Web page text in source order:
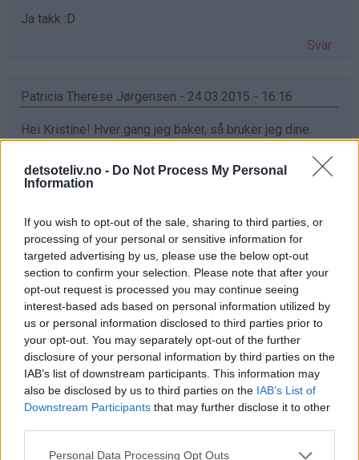
detsoteliv.no - Do Not Process My Personal
Information
If you wish to opt-out of the sale, sharing to third parties, or
processing of your personal or sensitive information for
targeted advertising by us, please use the below opt-out
section to confirm your selection. Please note that after your
opt-out request is processed you may continue seeing
interest-based ads based on personal information utilized by
us or personal information disclosed to third parties prior to
your opt-out. You may separately opt-out of the further
disclosure of your personal information by third parties on the
IAB’s list of downstream participants. This information may
also be disclosed by us to third parties on the IAB’s List of
Downstream Participants that may further disclose it to other
Personal Data Processing Opt Outs
Ja takk :D
Svar
Patricia Therese Jørgensen - 24.03.2015 - 16:16
Hei Kristine! Hver gang jeg baker, så bruker jeg dine
med vaniljeis har allerede blitt min favoritt❤️ Ønsker
meg ett vaffeljern da jeg eeeelsker vaffler :D
Maren - 24.03.2015 - 16:18
elsker vafler!!
Svar
Mariann Jørgensen - 24.03.2015 - 16:18
Hva er bedre enn en vaffel sammen med rømme og
syltetøy hadde jeg vært heldig så hadde det vært gøy
Svar